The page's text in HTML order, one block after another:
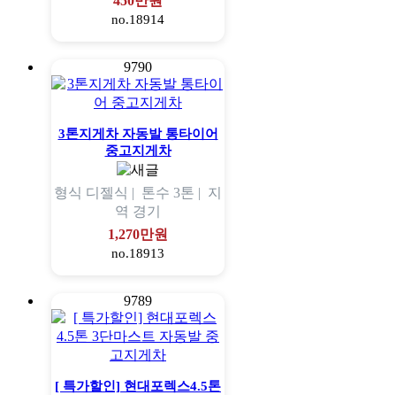
no.18914
9790
3톤지게차 자동발 통타이어
중고지게차
형식 디젤식 | 톤수 3톤 | 지
역 경기
1,270만원
no.18913
9789
[ 특가할인] 현대포렉스4.5톤